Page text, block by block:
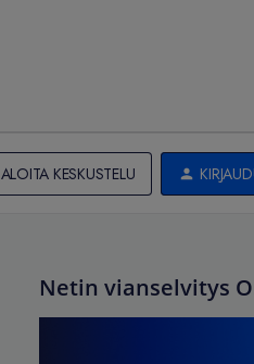
ALOITA KESKUSTELU
Netin vianselvitys